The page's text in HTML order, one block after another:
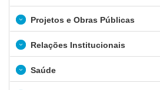
Projetos e Obras Públicas
Relações Institucionais
Saúde